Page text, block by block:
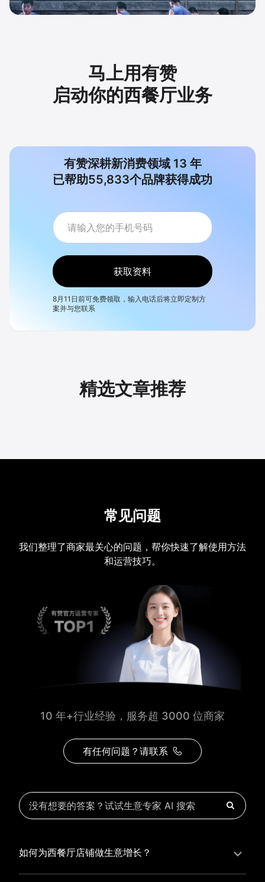
马上用有赞
启动你的西餐厅业务
有赞深耕新消费领域 13 年
已帮助55,833个品牌获得成功
获取资料
8月11日前可免费领取，输入电话后将立即定制方
案并与您联系
精选文章推荐
常见问题
我们整理了商家最关心的问题，帮你快速了解使用方法
和运营技巧。
10 年+行业经验，服务超 3000 位商家
有任何问题？请联系
如何为西餐厅店铺做生意增长？
为西餐厅店铺实现持续生意增长，您可以通过有赞新零